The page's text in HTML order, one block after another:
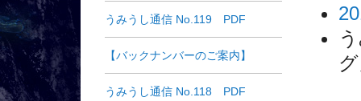
うみうし通信 No.119 PDF
【バックナンバーのご案内】
うみうし通信 No.118 PDF